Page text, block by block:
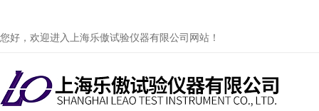
您好，欢迎进入上海乐傲试验仪器有限公司网站！